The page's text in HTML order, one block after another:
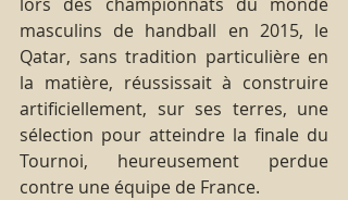
masculins de handball en 2015, le
Qatar, sans tradition particulière en
la matière, réussissait à construire
artificiellement, sur ses terres, une
sélection pour atteindre la finale du
Tournoi, heureusement perdue
contre une équipe de France.